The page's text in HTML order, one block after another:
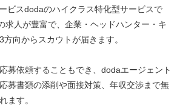
ビスdodaのハイクラス特化型サービスで
求人が豊富で、企業・ヘッドハンター・キ
向からスカウトが届きます。
募依頼することもでき、dodaエージェント
募書類の添削や面接対策、年収交渉まで無
ます。